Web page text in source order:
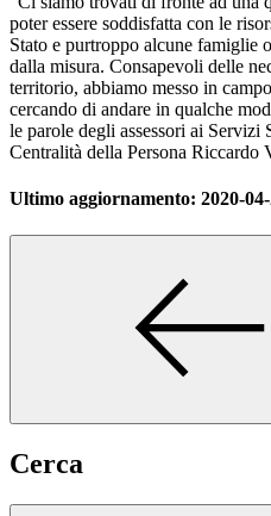
poter essere soddisfatta con le
Stato e purtroppo alcune famiglie
dalla misura. Consapevoli delle
territorio, abbiamo messo in
cercando di andare in qualche
le parole degli assessori ai
Centralità della Persona Riccardo
Ultimo aggiornamento: 2020-
Cerca